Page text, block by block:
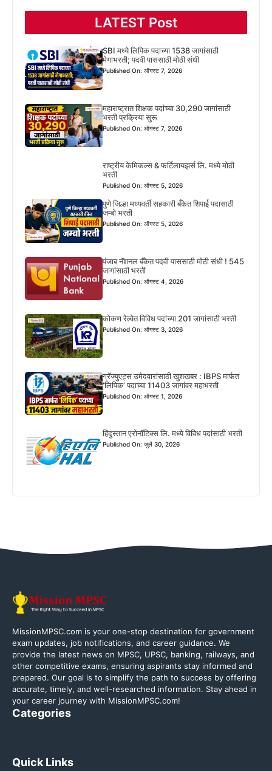
LATEST Post
SBI मध्ये लिपिक पदाच्या 1538 जागांसाठी
मेगाभरती; पदवी पाससाठी मोठी संधी
Published On: ऑगस्ट 7, 2026
महाराष्ट्रात शिक्षक पदांच्या 30,290 जागांसाठी
भरती प्रक्रिया सुरू
Published On: ऑगस्ट 7, 2026
राष्ट्रीय केमिकल्स & फर्टिलायझर्स लि. मध्ये मोठी
भरती
Published On: ऑगस्ट 5, 2026
पुणे जिल्हा मध्यवर्ती सहकारी बँकेत शिपाई पदासाठी
जम्बो भरती
Published On: ऑगस्ट 5, 2026
पंजाब नॅशनल बँकेत पदवी पाससाठी मोठी संधी ! 545
जागांसाठी भरती
Published On: ऑगस्ट 4, 2026
कोकण रेल्वेत विविध पदांच्या 201 जागांसाठी भरती
Published On: ऑगस्ट 3, 2026
ग्रॅज्युएट्स उमेदवारांसाठी खुशखबर : IBPS मार्फत
‘लिपिक’ पदाच्या 11403 जागांवर महाभरती
Published On: ऑगस्ट 1, 2026
हिंदुस्तान एरोनॉटिक्स लि. मध्ये विविध पदांसाठी भरती
Published On: जुलै 30, 2026
MissionMPSC.com is your one-stop destination for government
exam updates, job notifications, and career guidance. We
provide the latest news on MPSC, UPSC, banking, railways, and
other competitive exams, ensuring aspirants stay informed and
prepared. Our goal is to simplify the path to success by offering
accurate, timely, and well-researched information. Stay ahead in
your career journey with MissionMPSC.com!
Categories
Quick Links